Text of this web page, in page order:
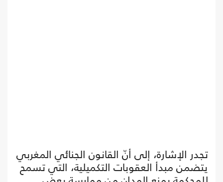
تجدر الإشارة، إلى أنّ القانون الجنائي المغربي
يتضمن مبدأ العقوبات التكميلية، التي تسمح